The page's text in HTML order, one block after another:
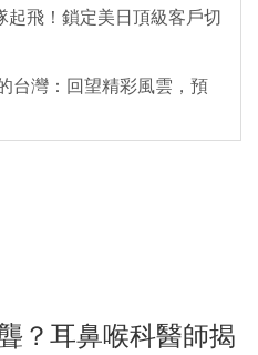
飛！鎖定美日頂級客戶切
台灣：回望精彩風雲，預
？耳鼻喉科醫師揭